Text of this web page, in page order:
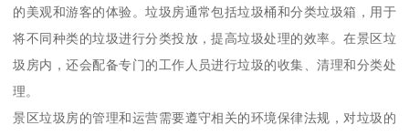
的美观和游客的体验。垃圾房通常包括垃圾桶和分类垃圾箱，用于
将不同种类的垃圾进行分类投放，提高垃圾处理的效率。在景区垃
圾房内，还会配备专门的工作人员进行垃圾的收集、清理和分类处
理。
景区垃圾房的管理和运营需要遵守相关的环境保律法规，对垃圾的